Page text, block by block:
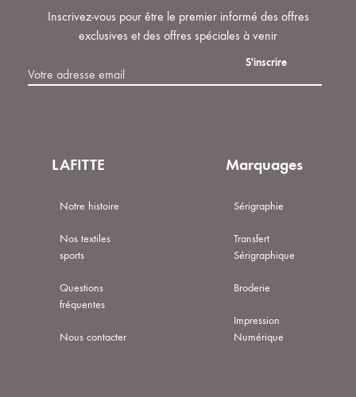
Inscrivez-vous pour être le premier informé des offres
exclusives et des offres spéciales à venir
LAFITTE
Notre histoire
Nos textiles
sports
Questions
fréquentes
Nous contacter
Marquages
Sérigraphie
Transfert
Sérigraphique
Broderie
Impression
Numérique